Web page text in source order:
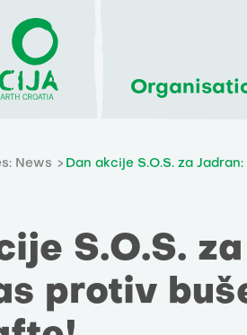
News Dan akcije S.O.S. za
S.O.S.
protiv